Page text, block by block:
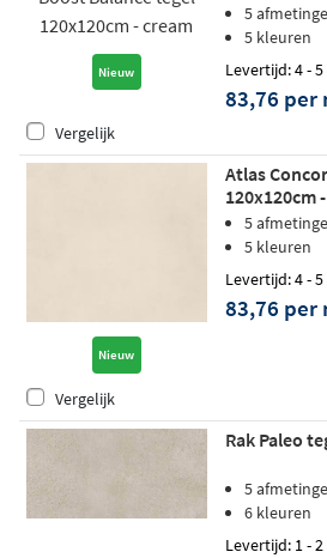
Nieuw
5
5 kleuren
Levertijd: 4 -
83,76 per
Vergelijk
Nieuw
Atlas
120x120cm
5
5 kleuren
Levertijd: 4 -
83,76 per
Vergelijk
Rak Paleo
5
6 kleuren
Levertijd: 1 -